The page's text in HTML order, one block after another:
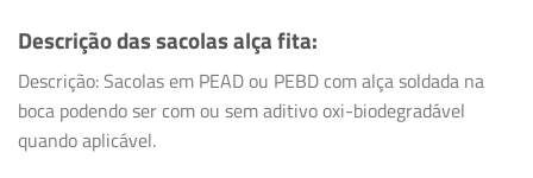
Descrição das sacolas alça fita:
Descrição: Sacolas em PEAD ou PEBD com alça soldada na
boca podendo ser com ou sem aditivo oxi-biodegradável
quando aplicável.